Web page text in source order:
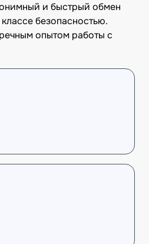
и быстрый обмен
безопасностью.
опытом работы с